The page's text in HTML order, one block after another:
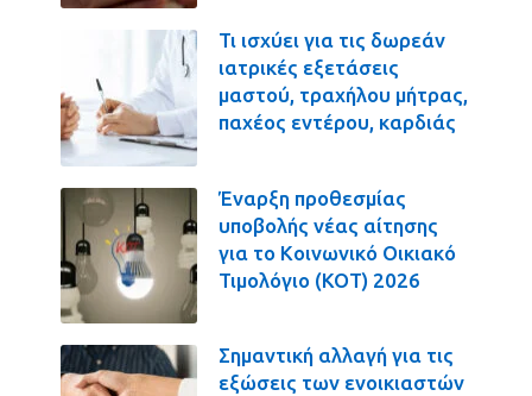
Τι ισχύει για τις δωρεάν
ιατρικές εξετάσεις
μαστού, τραχήλου μήτρας,
παχέος εντέρου, καρδιάς
Έναρξη προθεσμίας
υποβολής νέας αίτησης
για το Κοινωνικό Οικιακό
Τιμολόγιο (ΚΟΤ) 2026
Σημαντική αλλαγή για τις
εξώσεις των ενοικιαστών